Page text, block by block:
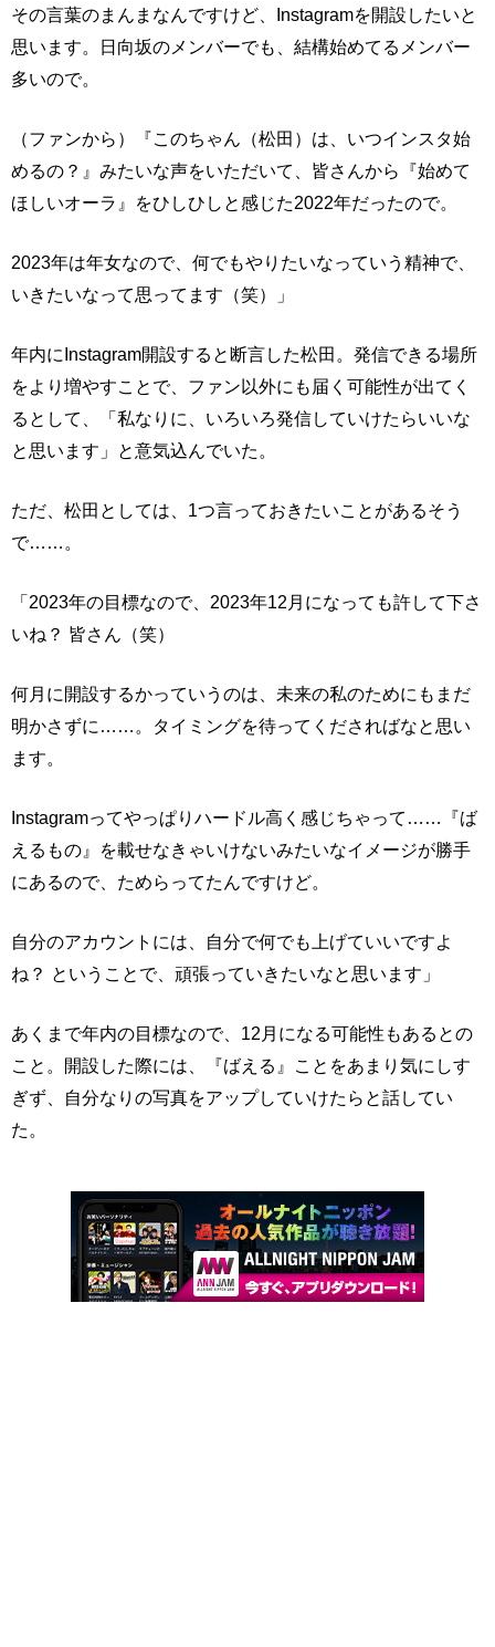
その言葉のまんまなんですけど、Instagramを開設したいと
思います。日向坂のメンバーでも、結構始めてるメンバー
多いので。
（ファンから）『このちゃん（松田）は、いつインスタ始
めるの？』みたいな声をいただいて、皆さんから『始めて
ほしいオーラ』をひしひしと感じた2022年だったので。
2023年は年女なので、何でもやりたいなっていう精神で、
いきたいなって思ってます（笑）」
年内にInstagram開設すると断言した松田。発信できる場所
をより増やすことで、ファン以外にも届く可能性が出てく
るとして、「私なりに、いろいろ発信していけたらいいな
と思います」と意気込んでいた。
ただ、松田としては、1つ言っておきたいことがあるそう
で……。
「2023年の目標なので、2023年12月になっても許して下さ
いね？ 皆さん（笑）
何月に開設するかっていうのは、未来の私のためにもまだ
明かさずに……。タイミングを待ってくださればなと思い
ます。
Instagramってやっぱりハードル高く感じちゃって……『ば
えるもの』を載せなきゃいけないみたいなイメージが勝手
にあるので、ためらってたんですけど。
自分のアカウントには、自分で何でも上げていいですよ
ね？ ということで、頑張っていきたいなと思います」
あくまで年内の目標なので、12月になる可能性もあるとの
こと。開設した際には、『ばえる』ことをあまり気にしす
ぎず、自分なりの写真をアップしていけたらと話してい
た。